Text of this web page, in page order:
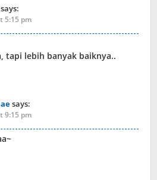
says:
5:15 pm
tapi lebih banyak baiknya..
says:
9:15 pm